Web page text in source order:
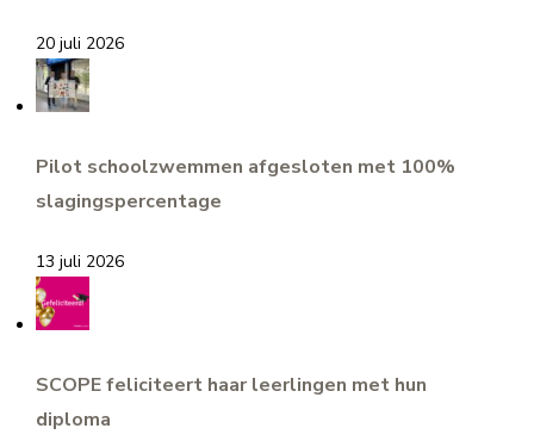
20 juli 2026
Pilot schoolzwemmen afgesloten met 100%
slagingspercentage
13 juli 2026
SCOPE feliciteert haar leerlingen met hun
diploma